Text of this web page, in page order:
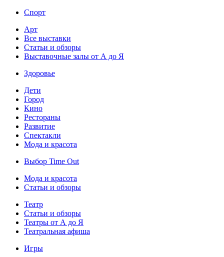
Спорт
Арт
Все выставки
Статьи и обзоры
Выставочные залы от А до Я
Здоровье
Дети
Город
Кино
Рестораны
Развитие
Спектакли
Мода и красота
Выбор Time Out
Мода и красота
Статьи и обзоры
Театр
Статьи и обзоры
Театры от А до Я
Театральная афиша
Игры